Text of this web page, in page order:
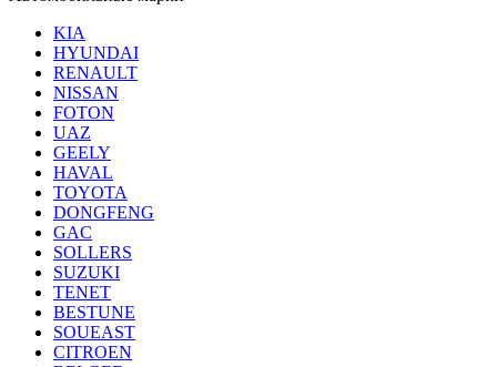
KIA
HYUNDAI
RENAULT
NISSAN
FOTON
UAZ
GEELY
HAVAL
TOYOTA
DONGFENG
GAC
SOLLERS
SUZUKI
TENET
BESTUNE
SOUEAST
CITROEN